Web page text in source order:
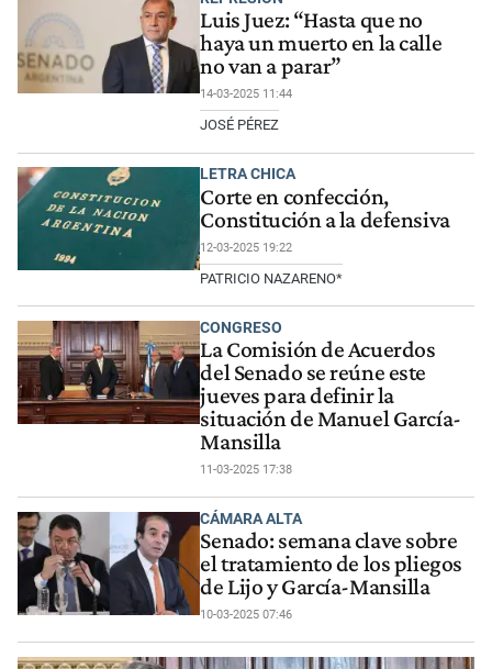
Luis Juez: “Hasta que no
haya un muerto en la calle
no van a parar”
14-03-2025 11:44
JOSÉ PÉREZ
LETRA CHICA
Corte en confección,
Constitución a la defensiva
12-03-2025 19:22
PATRICIO NAZARENO*
CONGRESO
La Comisión de Acuerdos
del Senado se reúne este
jueves para definir la
situación de Manuel García-
Mansilla
11-03-2025 17:38
CÁMARA ALTA
Senado: semana clave sobre
el tratamiento de los pliegos
de Lijo y García-Mansilla
10-03-2025 07:46